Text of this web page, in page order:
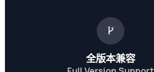
全版本兼容